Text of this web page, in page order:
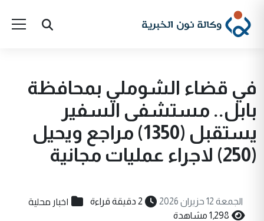
في قضاء الشوملي بمحافظة
بابل.. مستشفى السفير
يستقبل (1350) مراجع ويحيل
(250) لاجراء عمليات مجانية
الجمعة 12 حزيران 2026 2 دقيقة قراءة اخبار محلية
1,298 مشاهدة